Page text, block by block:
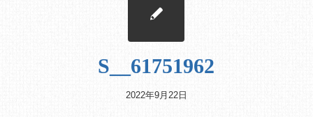
S__61751962
2022年9月22日